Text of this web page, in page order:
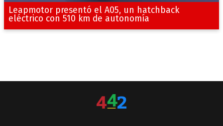
Leapmotor presentó el A05, un hatchback
eléctrico con 510 km de autonomía